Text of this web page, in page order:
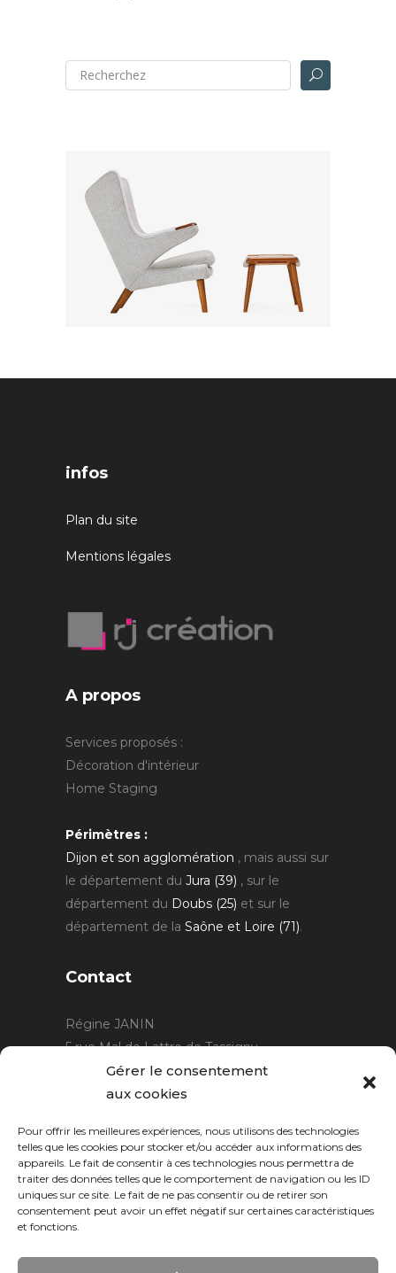
Gérer le consentement
aux cookies
Pour offrir les meilleures expériences, nous utilisons des technologies
telles que les cookies pour stocker et/ou accéder aux informations des
appareils. Le fait de consentir à ces technologies nous permettra de
traiter des données telles que le comportement de navigation ou les ID
uniques sur ce site. Le fait de ne pas consentir ou de retirer son
consentement peut avoir un effet négatif sur certaines caractéristiques
et fonctions.
infos
Plan du site
Mentions légales
A propos
Services proposés :
Décoration d'intérieur
Home Staging
Périmètres :
Dijon et son agglomération , mais aussi sur
le département du Jura (39) , sur le
département du Doubs (25) et sur le
département de la Saône et Loire (71).
Contact
Régine JANIN
5 rue Mal de Lattre de Tassigny
21220 Gevrey Chambertin
06 15 15 80 29
Horaires :sur rendez-vous.